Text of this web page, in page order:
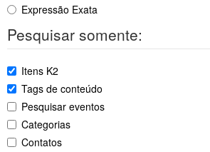
Expressão Exata
Pesquisar somente:
Itens K2
Tags de conteúdo
Pesquisar eventos
Categorias
Contatos